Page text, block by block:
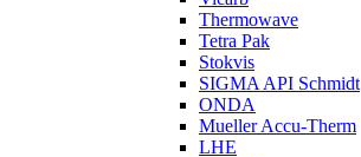
Thermowave
Tetra Pak
Stokvis
SIGMA API Schmidt
ONDA
Mueller Accu-Therm
LHE